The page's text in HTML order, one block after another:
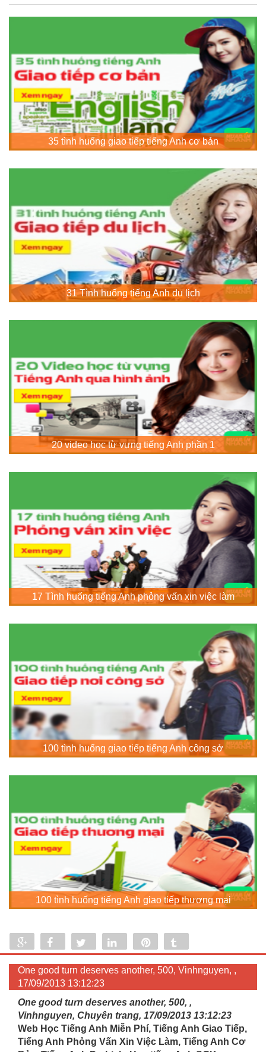
35 tình huống giao tiếp tiếng Anh cơ bản
31 Tình huống tiếng Anh du lịch
20 video học từ vựng tiếng Anh phần 1
17 Tình huống tiếng Anh phỏng vấn xin việc làm
100 tình huống giao tiếp tiếng Anh công sở
100 tình huống tiếng Anh giao tiếp thương mại
Share Share Tweet Share
One good turn deserves another, 500, Vinhnguyen, ,
17/09/2013 13:12:23
One good turn deserves another, 500, ,
Vinhnguyen, Chuyên trang, 17/09/2013 13:12:23
Web Học Tiếng Anh Miễn Phí, Tiếng Anh Giao Tiếp,
Tiếng Anh Phỏng Vấn Xin Việc Làm, Tiếng Anh Cơ